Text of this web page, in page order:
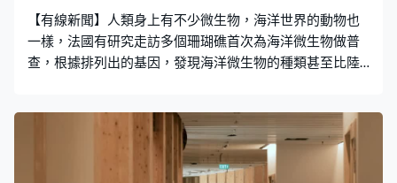
【有線新聞】人類身上有不少微生物，海洋世界的動物也
一樣，法國有研究走訪多個珊瑚礁首次為海洋微生物做普
查，根據排列出的基因，發現海洋微生物的種類甚至比陸
統的重要成員，以往人類對陸上微生物掌握比較多，今次
嘗試將目光轉向海底。 法國索邦大學的學者2016年組織考
察隊，到訪太平洋其中99個珊瑚礁，收集了五千多個生物